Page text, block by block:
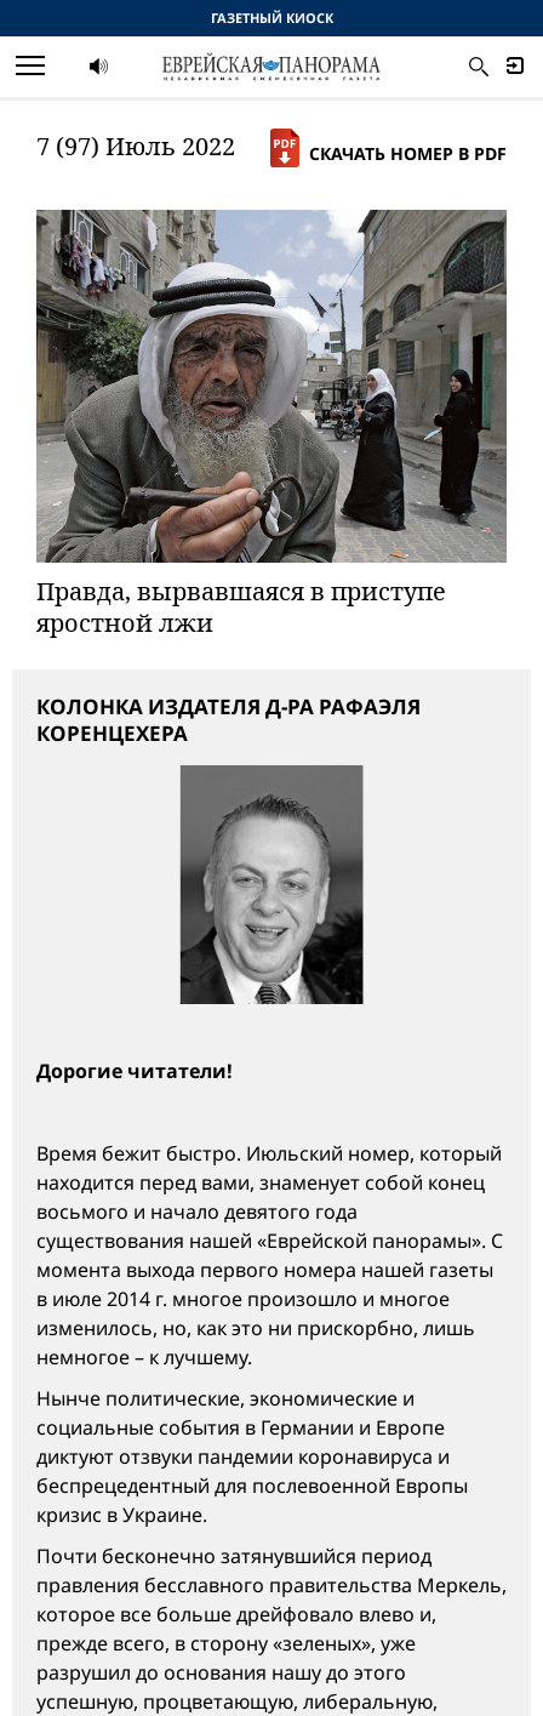
7 (97) Июль 2022 СКАЧАТЬ НОМЕР В PDF
Правда, вырвавшаяся в приступе
яростной лжи
КОЛОНКА ИЗДАТЕЛЯ Д-РА РАФАЭЛЯ
КОРЕНЦЕХЕРА
Дорогие читатели!
Время бежит быстро. Июльский номер, который
находится перед вами, знаменует собой конец
восьмого и начало девятого года
существования нашей «Еврейской панорамы». С
момента выхода первого номера нашей газеты
в июле 2014 г. многое произошло и многое
изменилось, но, как это ни прискорбно, лишь
немногое – к лучшему.
Нынче политические, экономические и
социальные события в Германии и Европе
диктуют отзвуки пандемии коронавируса и
беспрецедентный для послевоенной Европы
кризис в Украине.
Почти бесконечно затянувшийся период
правления бесславного правительства Меркель,
которое все больше дрейфовало влево и,
прежде всего, в сторону «зеленых», уже
разрушил до основания нашу до этого
успешную, процветающую, либеральную,
ГАЗЕТНЫЙ КИОСК